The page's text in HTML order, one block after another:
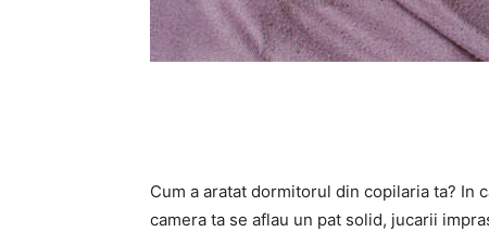
Cum a aratat dormitorul din copilaria ta? In
camera ta se aflau un pat solid, jucarii